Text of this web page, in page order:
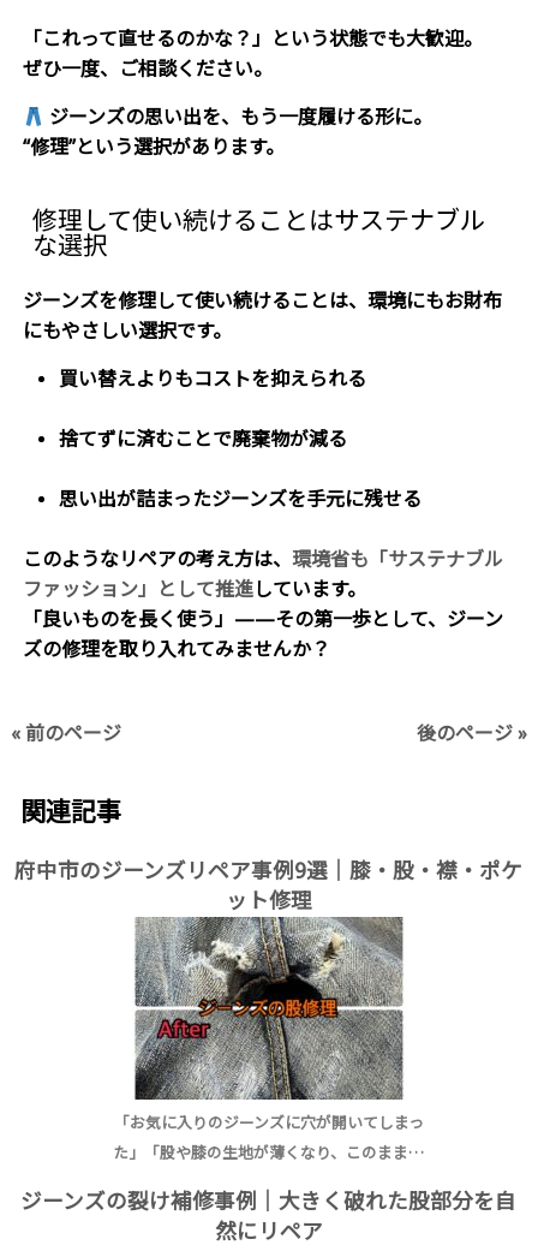
「これって直せるのかな？」という状態でも大歓迎。
ぜひ一度、ご相談ください。
ジーンズの思い出を、もう一度履ける形に。
“修理”という選択があります。
修理して使い続けることはサステナブル
な選択
ジーンズを修理して使い続けることは、 環境にもお財布
にもやさしい選択です。
買い替えよりもコストを抑えられる
捨てずに済むことで廃棄物が減る
思い出が詰まったジーンズを手元に残せる
このようなリペアの考え方は、 環境省も「サステナブル
ファッション」として推進しています。
「良いものを長く使う」——その第一歩として、ジーン
ズの修理を取り入れてみませんか？
« 前のページ 後のページ »
関連記事
府中市のジーンズリペア事例9選｜膝・股・襟・ポケ
ット修理
「お気に入りのジーンズに穴が開いてしまっ
た」「股や膝の生地が薄くなり、このまま…
ジーンズの裂け補修事例｜大きく破れた股部分を自
然にリペア